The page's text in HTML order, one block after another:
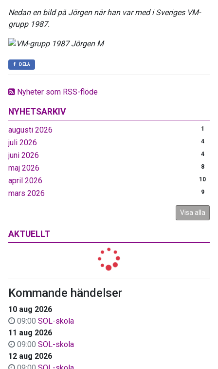
Nyheter som RSS-flöde
NYHETSARKIV
augusti 2026 1
juli 2026 4
juni 2026 4
maj 2026 8
april 2026 10
mars 2026 9
Visa alla
AKTUELLT
Kommande händelser
10 aug 2026
09:00 SOL-skola
11 aug 2026
09:00 SOL-skola
12 aug 2026
Nedan en bild på Jörgen när han var med i Sveriges VM-
grupp 1987.
DELA